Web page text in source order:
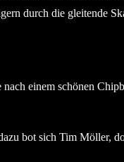
durch die gleitende
einem schönen
bot sich Tim Möller,